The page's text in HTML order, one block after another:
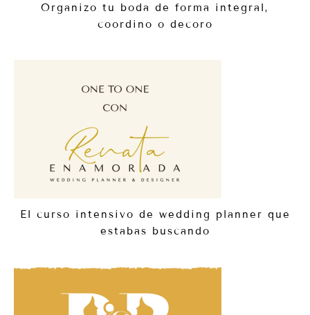
Organizo tu boda de forma integral,
coordino o decoro
El curso intensivo de wedding planner que
estabas buscando